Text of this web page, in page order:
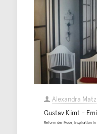
Alexandra
Gustav Klimt –
Reform der Mode, Inspiration in